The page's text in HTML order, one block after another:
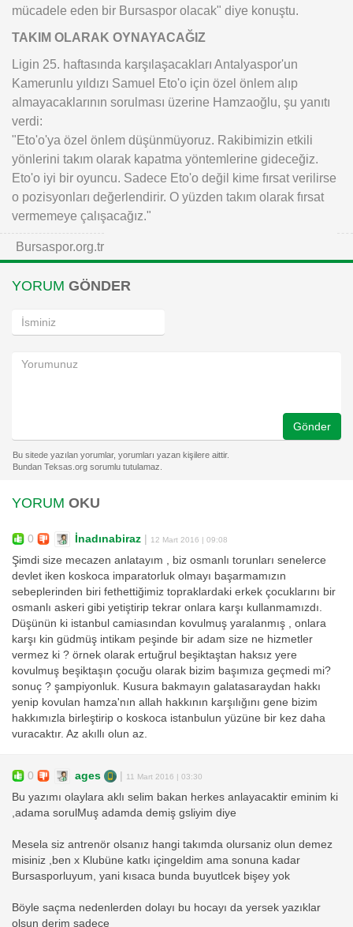
mücadele eden bir Bursaspor olacak" diye konuştu.
TAKIM OLARAK OYNAYACAĞIZ
Ligin 25. haftasında karşılaşacakları Antalyaspor'un
Kamerunlu yıldızı Samuel Eto'o için özel önlem alıp
almayacaklarının sorulması üzerine Hamzaoğlu, şu yanıtı
verdi:
"Eto'o'ya özel önlem düşünmüyoruz. Rakibimizin etkili
yönlerini takım olarak kapatma yöntemlerine gideceğiz.
Eto'o iyi bir oyuncu. Sadece Eto'o değil kime fırsat verilirse
o pozisyonları değerlendirir. O yüzden takım olarak fırsat
vermemeye çalışacağız."
Bursaspor.org.tr
YORUM GÖNDER
Gönder
YORUM OKU
0 İnadınabiraz 12 Mart 2016 | 09:08
Şimdi size mecazen anlatayım , biz osmanlı torunları senelerce
devlet iken koskoca imparatorluk olmayı başarmamızın
sebeplerinden biri fethettiğimiz topraklardaki erkek çocuklarını bir
osmanlı askeri gibi yetiştirip tekrar onlara karşı kullanmamızdı.
Düşünün ki istanbul camiasından kovulmuş yaralanmış , onlara
karşı kin güdmüş intikam peşinde bir adam size ne hizmetler
vermez ki ? örnek olarak ertuğrul beşiktaştan haksız yere
kovulmuş beşiktaşın çocuğu olarak bizim başımıza geçmedi mi?
sonuç ? şampiyonluk. Kusura bakmayın galatasaraydan hakkı
yenip kovulan hamza'nın allah hakkının karşılığını gene bizim
hakkımızla birleştirip o koskoca istanbulun yüzüne bir kez daha
vuracaktır. Az akıllı olun az.
0 ages 11 Mart 2016 | 03:30
Bu yazımı olaylara aklı selim bakan herkes anlayacaktir eminim ki
,adama sorulMuş adamda demiş gsliyim diye
Mesela siz antrenör olsanız hangi takımda olursaniz olun demez
misiniz ,ben x Klubüne katkı içingeldim ama sonuna kadar
Bursasporluyum, yani kısaca bunda buyutlcek bişey yok
Böyle saçma nedenlerden dolayı bu hocayı da yersek yazıklar
olsun derim sadece